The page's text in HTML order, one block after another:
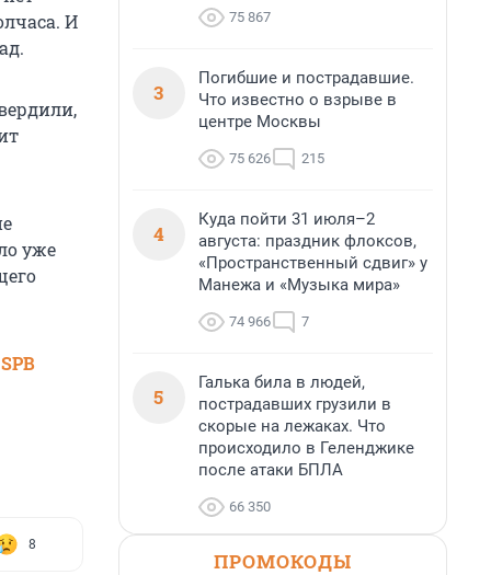
И
уже
8
75 867
3
Погибшие и пострадавшие.
Что известно о взрыве в
центре Москвы
75 626 215
4
Куда пойти 31 июля–2
августа: праздник флоксов,
«Пространственный сдвиг» у
Манежа и «Музыка мира»
74 966 7
5
Галька била в людей,
пострадавших грузили в
скорые на лежаках. Что
происходило в Геленджике
после атаки БПЛА
66 350
ПРОМОКОДЫ